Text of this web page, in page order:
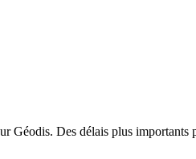
Géodis. Des délais plus importants